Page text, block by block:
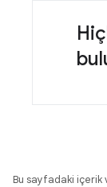
Bu sayfadaki içerik